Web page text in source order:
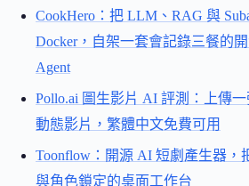
CookHero：把 LLM、RAG 與
Docker，自架一套會記錄三餐的
Agent
Pollo.ai 圖生影片 AI 評測：上傳
動態影片，繁體中文免費可用
Toonflow：開源 AI 短劇產生器，
與角色鎖定的桌面工作台